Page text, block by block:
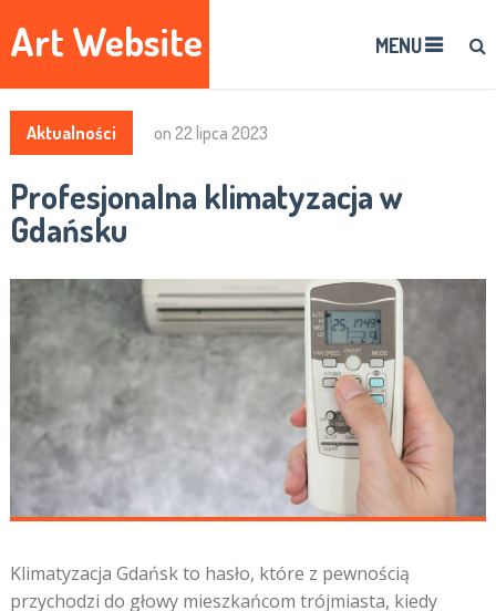
Art Website MENU
Aktualności on 22 lipca 2023
Profesjonalna klimatyzacja w
Gdańsku
Klimatyzacja Gdańsk to hasło, które z pewnością
przychodzi do głowy mieszkańcom trójmiasta, kiedy